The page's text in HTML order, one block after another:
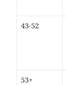
43-52
53+